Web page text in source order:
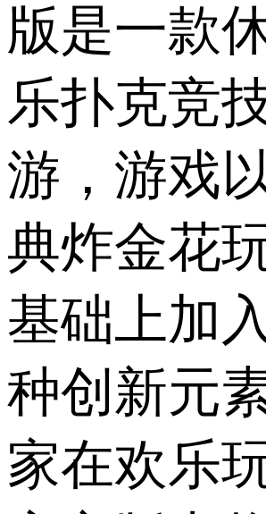
版是一款
乐扑克竞
游，游戏
典炸金花
基础上加
种创新元
家在欢乐